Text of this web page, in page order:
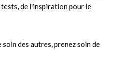
tests, de l'inspiration pour le
soin des autres, prenez soin de